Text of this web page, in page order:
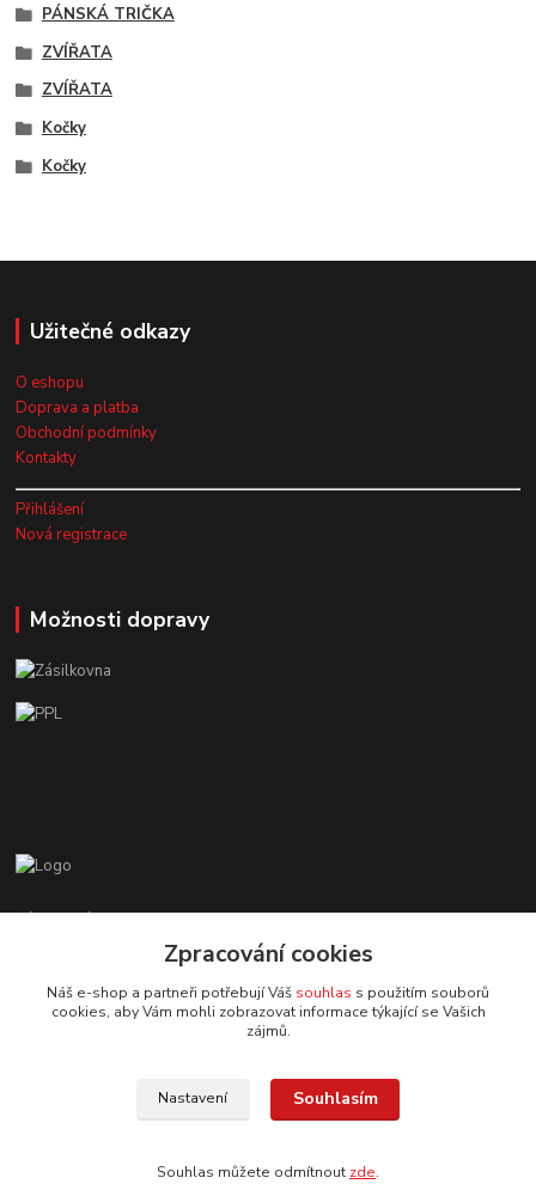
PÁNSKÁ TRIČKA
ZVÍŘATA
ZVÍŘATA
Kočky
Kočky
Užitečné odkazy
O eshopu
Doprava a platba
Obchodní podmínky
Kontakty
Přihlášení
Nová registrace
Možnosti dopravy
Zákaznická podpora EshopMB.cz
+420 606 622 002
eshopmb@seznam.cz
© Copyright 2024 Martha Black
Zpracování cookies
Náš e-shop a partneři potřebují Váš souhlas s použitím souborů
cookies, aby Vám mohli zobrazovat informace týkající se Vašich
zájmů.
Nastavení Souhlasím
Souhlas můžete odmítnout zde.